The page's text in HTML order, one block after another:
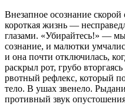
Внезапное осознание
короткая жизнь —
глазами. «Убирайтесь!» —
сознание, и малютки
и она почти отключилась,
раскрыл рот, грубо
рвотный рефлекс, который
тело. В ушах звенело.
противный звук